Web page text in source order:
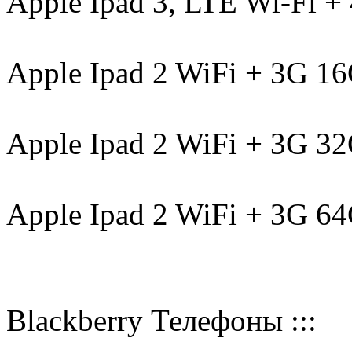
Apple Ipad 2 WiFi + 3G
Apple Ipad 2 WiFi + 3G
Apple Ipad 2 WiFi + 3G
Blackberry Телефоны :::